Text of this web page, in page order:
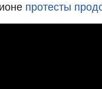
протесты